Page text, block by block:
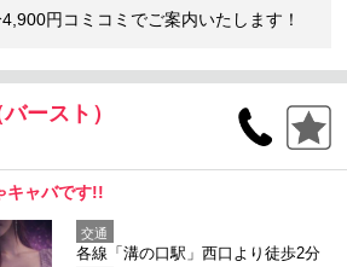
円コミコミでご案内いたします！
ースト）
キャバです!!
交通
各線「溝の口駅」西口より徒歩2分